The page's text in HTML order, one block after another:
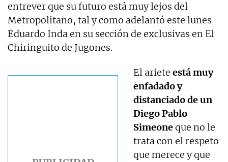
entrever que su futuro está muy lejos del
Metropolitano, tal y como adelantó este lunes
Eduardo Inda en su sección de exclusivas en El
Chiringuito de Jugones.
El arieteestá muy
enfadado y
distanciado de un
Diego Pablo
Simeoneque no le
trata con el respeto
que merece y que